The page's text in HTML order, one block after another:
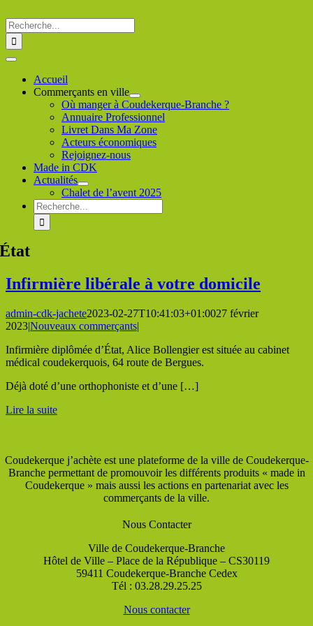
au
contenu
Rechercher
:
Toggle
NavigationAccueil
Commerçants en ville
Où manger à Coudekerque-Branche ?
Annuaire Professionnel
Livret Dans Ma Zone
Acteurs économiques
Rejoignez-nous
Made in CDK
Actualités
Chalet de l’avent 2025
Rechercher
:
État
Infirmière libérale à votre domicile
admin-cdk-jachete2023-02-27T10:41:03+01:0027 février
2023|Nouveaux commerçants|
Infirmière diplômée d’État, Alice Bollengier est située au cabinet
médical coudekerquois, 64 route de Bergues.
Déjà doté d’une orthophoniste et d’une […]
Lire la suite
Coudekerque j’achète est une plateforme de la ville de Coudekerque-
Branche permettant de promouvoir les différents produits « made in
Coudekerque » mais aussi les actions en partenariat avec les
commerçants de la ville.
Nous Contacter
Ville de Coudekerque-Branche
Hôtel de Ville – Place de la République – CS30119
59411 Coudekerque-Branche Cedex
Tél : 03.28.29.25.25
Nous contacter